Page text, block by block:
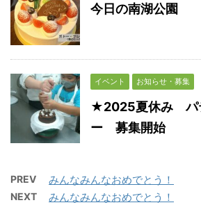
今日の南湖公園
イベント お知らせ・募集
★2025夏休み パ
ー 募集開始
PREV みんなみんなおめでとう！
NEXT みんなみんなおめでとう！